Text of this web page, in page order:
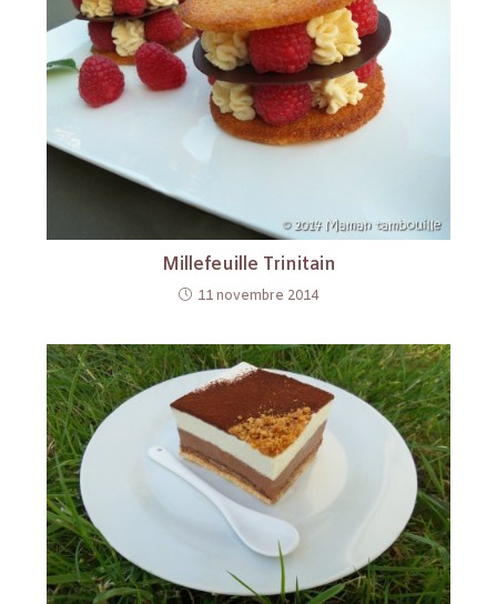
Millefeuille Trinitain
11 novembre 2014